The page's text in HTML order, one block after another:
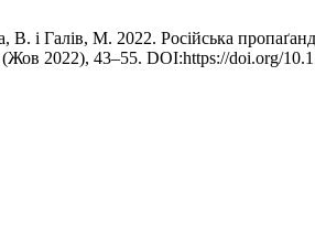
і Галів, М. 2022. Російська
(Жов 2022), 43–55. DOI:https://doi.org/